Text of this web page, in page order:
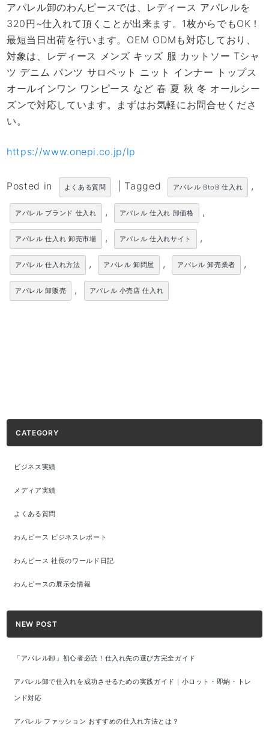
アパレル卸のわんピースでは、レディース アパレルを
320円~仕入れて頂くことが出来ます。1枚からでもOK！
最短当日出荷を行います。OEM ODMも対応しており、
対象は、レディース メンズ キッズ 服 カットソー Tシャ
ツ デニム パンツ サロペット ニット インナー トップス
オールインワン ワンピース など 春 夏 秋 冬 オールシー
ズンで対応しています。まずはお気軽にお問合せくださ
い。
https://www.onepi.co.jp/lp
Posted in よくある質問 Tagged アパレル BtoB 仕入れ ,
アパレル ブランド 仕入れ , アパレル 仕入れ 卸価格 ,
アパレル 仕入れ 卸売市場 , アパレル 仕入れサイト ,
アパレル 仕入れ方法 , アパレル 卸問屋 , アパレル 卸売業者 ,
アパレル 卸販売 , アパレル 小売店 仕入れ
CATEGORY
ビジネス実績
メディア実績
よくある質問
わんピース ビジネスレポート
わんピース 社長のワールド日記
わんピースの展示会情報
NEW POST
「アパレル卸」初心者必読！仕入れ先の選び方完全ガイド
アパレル卸で仕入れを成功させるための実践ガイド｜小ロット・即納・トレ
ンド対応
アパレル ファッション おすすめの仕入れ方法とは？